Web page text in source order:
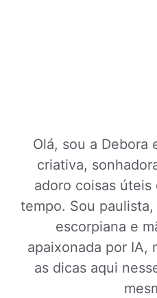
Olá, sou a Debora
criativa,
adoro coisas úteis
tempo. Sou
escorpiana e
apaixonada por IA,
as dicas aqui